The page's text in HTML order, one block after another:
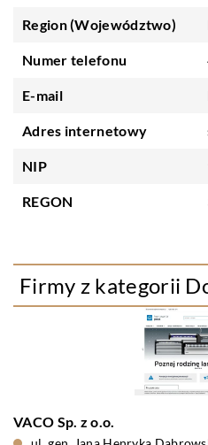
Region (Województwo)
Numer telefonu
E-mail
Adres internetowy
NIP
REGON
Firmy z kategorii
VACO Sp. z o.o.